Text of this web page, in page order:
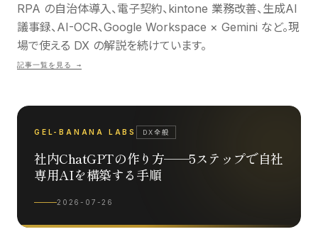
RPA の自治体導入、電子契約、kintone 業務改善、生成AI
議事録、AI-OCR、Google Workspace × Gemini など。現
場で使える DX の解説を続けています。
記事一覧を見る →
GEL-BANANA LABS DX全般
社内ChatGPTの作り方──5ステップで自社
専用AIを構築する手順
2026-07-26